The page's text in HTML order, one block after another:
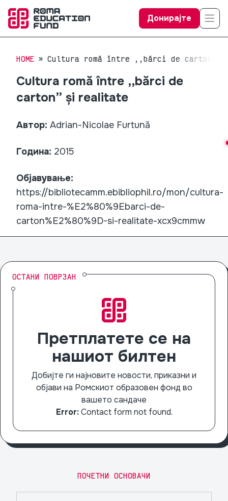
Донирајте
HOME Cultura romă între ,,bărci de
Cultura romă între ,,bărci de
carton” și realitate
Автор: Adrian-Nicolae Furtună
Година: 2015
Објавување:
https://bibliotecamm.ebibliophil.ro/mon/cultura-
roma-intre-%E2%80%9Ebarci-de-
carton%E2%80%9D-si-realitate-xcx9cmmw
ОСТАНИ ПОВРЗАН
Претплатете се на
нашиот билтен
Добијте ги најновите новости, приказни и
објави на Ромскиот образовен фонд во
вашето сандаче
Error:Contact form not found.
ПОЧЕТНИ ОСНОВАЧИ